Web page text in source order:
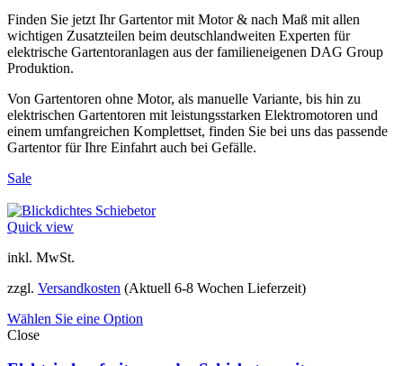
Finden Sie jetzt Ihr Gartentor mit Motor & nach Maß mit allen
wichtigen Zusatzteilen beim deutschlandweiten Experten für
elektrische Gartentoranlagen aus der familieneigenen DAG Group
Produktion.
Von Gartentoren ohne Motor, als manuelle Variante, bis hin zu
elektrischen Gartentoren mit leistungsstarken Elektromotoren und
einem umfangreichen Komplettset, finden Sie bei uns das passende
Gartentor für Ihre Einfahrt auch bei Gefälle.
Sale
Quick view
inkl. MwSt.
zzgl. Versandkosten (Aktuell 6-8 Wochen Lieferzeit)
Wählen Sie eine Option
Close